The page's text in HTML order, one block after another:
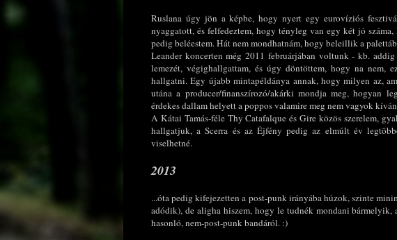
Ruslana úgy jön a képbe, hogy nyert egy eurovíziós
nyaggatott, és felfedeztem, hogy tényleg van egy két jó
pedig beléestem. Hát nem mondhatnám, hogy beleillik a
Leander koncerten még 2011 februárjában voltunk - kb.
lemezét, végighallgattam, és úgy döntöttem, hogy na nem,
hallgatni. Egy újabb mintapéldánya annak, hogy milyen az,
utána a producer/finanszírozó/akárki mondja meg, hogyan
érdekes dallam helyett a poppos valamire meg nem vagyok
A Kátai Tamás-féle Thy Catafalque és Gire közös szerelem,
hallgatjuk, a Scerra és az Éjfény pedig az elmúlt év
viselhetné.
2013
...óta pedig kifejezetten a post-punk irányába húzok, szinte
adódik), de aligha hiszem, hogy le tudnék mondani
hasonló, nem-post-punk bandáról. :)